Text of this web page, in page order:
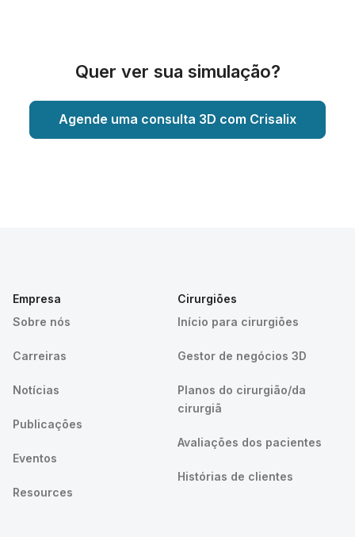
Quer ver sua simulação?
Agende uma consulta 3D com Crisalix
Empresa
Sobre nós
Carreiras
Notícias
Publicações
Eventos
Resources
Cirurgiões
Início para cirurgiões
Gestor de negócios 3D
Planos do cirurgião/da
cirurgiã
Avaliações dos pacientes
Histórias de clientes